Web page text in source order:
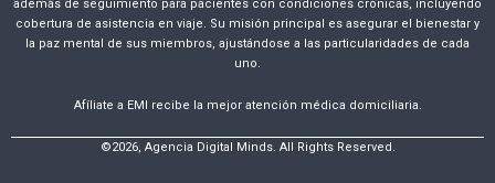
además de seguimiento para pacientes con condiciones crónicas, incluyendo
cobertura de asistencia en viaje. Su misión principal es asegurar el bienestar y
la paz mental de sus miembros, ajustándose a las particularidades de cada
uno.
Afíliate a EMI recibe la mejor atención médica domiciliaria.
©2026, Agencia Digital Minds. All Rights Reserved.